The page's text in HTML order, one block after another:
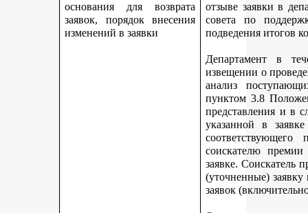
основания для возврата
заявок, порядок внесения
изменений в заявки
отзыве заявки в
совета по
подведения итогов
Департамент в
извещении о
анализ
пунктом 3.8
представления и в
указанной в
соответствующего
соискателю
заявке. Соискатель
(уточненные)
заявок